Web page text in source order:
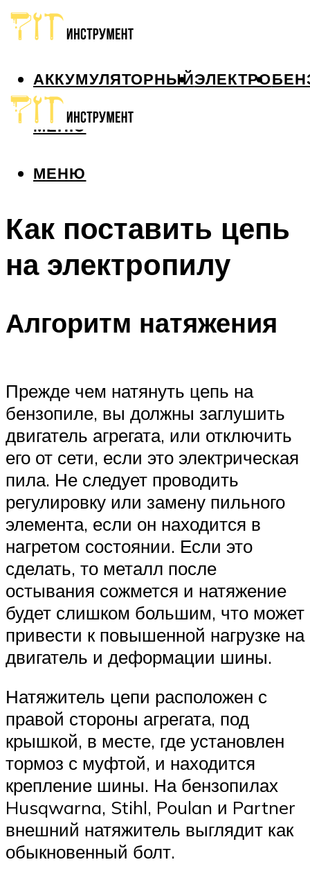
АККУМУЛЯТОРНЫЙЭЛЕКТРО
МЕНЮ
МЕНЮ
Как поставить цепь
на электропилу
Алгоритм натяжения
Прежде чем натянуть цепь на
бензопиле, вы должны заглушить
двигатель агрегата, или отключить
его от сети, если это электрическая
пила. Не следует проводить
регулировку или замену пильного
элемента, если он находится в
нагретом состоянии. Если это
сделать, то металл после
остывания сожмется и натяжение
будет слишком большим, что может
привести к повышенной нагрузке на
двигатель и деформации шины.
Натяжитель цепи расположен с
правой стороны агрегата, под
крышкой, в месте, где установлен
тормоз с муфтой, и находится
крепление шины. На бензопилах
Husqwarna, Stihl, Poulan и Partner
внешний натяжитель выглядит как
обыкновенный болт.